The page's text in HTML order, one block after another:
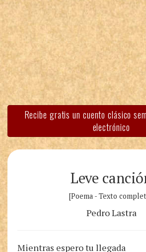
Recibe gratis un cuento clásico
electrónico
Leve
[Poema - Texto
Pedro Lastra
Mientras espero tu llegada